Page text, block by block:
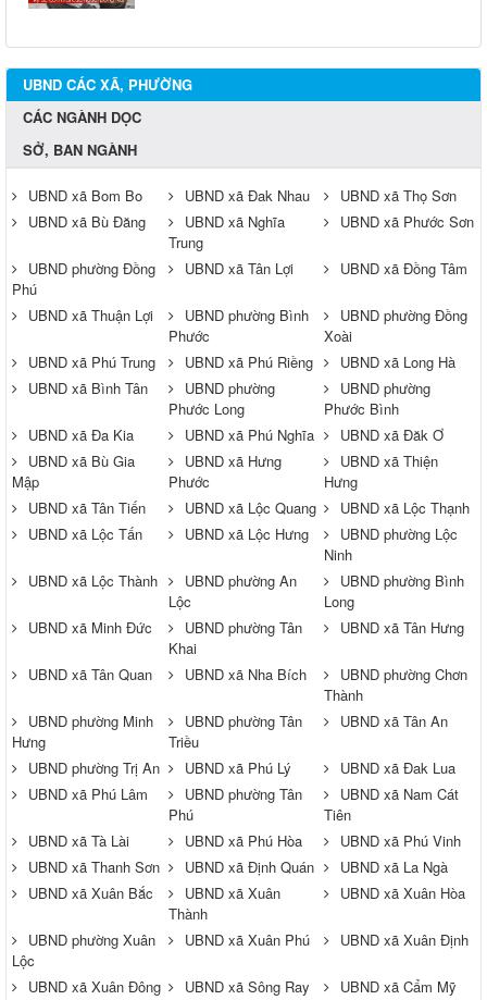
UBND CÁC XÃ, PHƯỜNG
CÁC NGÀNH DỌC
SỞ, BAN NGÀNH
UBND xã Bom Bo UBND xã Đak Nhau
UBND xã Thọ Sơn
UBND xã Bù Đăng
UBND xã Nghĩa
Trung
UBND xã Phước Sơn
UBND phường Đồng
Phú
UBND xã Tân Lợi UBND xã Đồng Tâm
UBND xã Thuận Lợi
UBND phường Bình
Phước
UBND phường Đồng
Xoài
UBND xã Phú Trung
UBND xã Phú Riềng
UBND xã Long Hà
UBND xã Bình Tân
UBND phường
Phước Long
UBND phường
Phước Bình
UBND xã Đa Kia
UBND xã Phú Nghĩa
UBND xã Đăk Ơ
UBND xã Bù Gia
Mập
UBND xã Hưng
Phước
UBND xã Thiện
Hưng
UBND xã Tân Tiến
UBND xã Lộc Quang
UBND xã Lộc Thạnh
UBND xã Lộc Tấn
UBND xã Lộc Hưng
UBND phường Lộc
Ninh
UBND xã Lộc Thành
UBND phường An
Lộc
UBND phường Bình
Long
UBND xã Minh Đức
UBND phường Tân
Khai
UBND xã Tân Hưng
UBND xã Tân Quan UBND xã Nha Bích
UBND phường Chơn
Thành
UBND phường Minh
Hưng
UBND phường Tân
Triều
UBND xã Tân An
UBND phường Trị An UBND xã Phú Lý
UBND xã Đak Lua
UBND xã Phú Lâm
UBND phường Tân
Phú
UBND xã Nam Cát
Tiên
UBND xã Tà Lài
UBND xã Phú Hòa
UBND xã Phú Vinh
UBND xã Thanh Sơn
UBND xã Định Quán
UBND xã La Ngà
UBND xã Xuân Bắc
UBND xã Xuân
Thành
UBND xã Xuân Hòa
UBND phường Xuân
Lộc
UBND xã Xuân Phú UBND xã Xuân Định
UBND xã Xuân Đông UBND xã Sông Ray UBND xã Cẩm Mỹ